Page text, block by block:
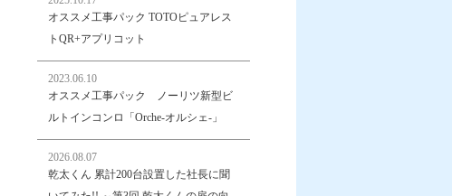
オススメ工事パック TOTOピュアレス
トQR+アプリコット
2023.06.10
オススメ工事パック ノーリツ新型ビ
ルトインコンロ「Orche-オルシェ-」
2026.08.07
乾太くん 累計200台設置した社長に聞